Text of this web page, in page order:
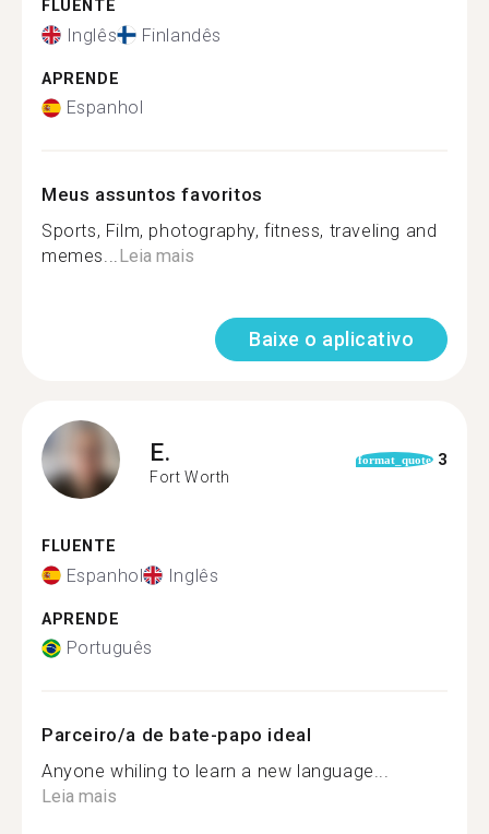
FLUENTE
Inglês Finlandês
APRENDE
Espanhol
Meus assuntos favoritos
Sports, Film, photography, fitness, traveling and
memes...Leia mais
Baixe o aplicativo
E.
Fort Worth
format_quote 3
FLUENTE
Espanhol Inglês
APRENDE
Português
Parceiro/a de bate-papo ideal
Anyone whiling to learn a new language...
Leia mais